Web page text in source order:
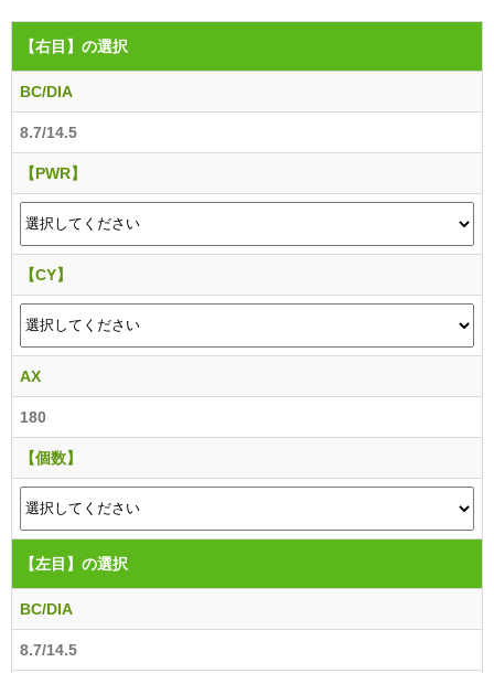
【右目】 の選択
BC/DIA
8.7/14.5
【PWR】
【CY】
AX
180
【個数】
【左目】 の選択
BC/DIA
8.7/14.5